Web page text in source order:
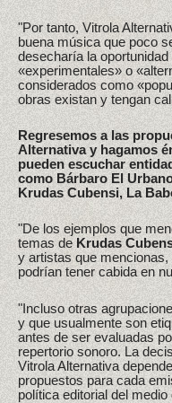
"Por tanto, Vitrola
buena música que poco
desecharía la
«experimentales» o
considerados como
obras existan y tengan
Regresemos a las
Alternativa y hagamos
pueden escuchar
como Bárbaro El
Krudas Cubensi, La
"De los ejemplos que
temas deKrudas
y artistas que
podrían tener cabida en
"Incluso otras
y que usualmente son
antes de ser evaluadas
repertorio sonoro. La
Vitrola Alternativa
propuestos para cada
política editorial del